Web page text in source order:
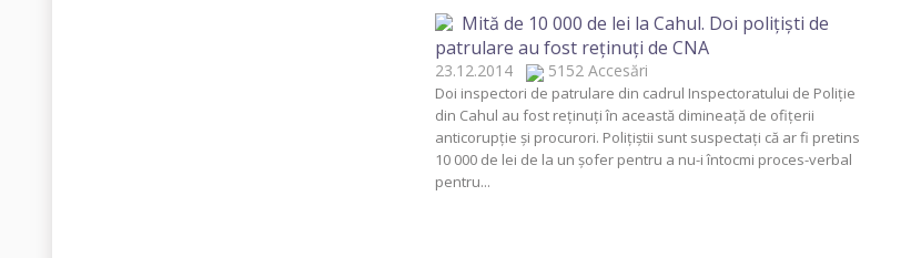
Mită de 10 000 de lei la Cahul. Doi poliţişti de
patrulare au fost reţinuţi de CNA
23.12.2014 5152 Accesări
Doi inspectori de patrulare din cadrul Inspectoratului de Poliţie
din Cahul au fost reţinuţi în această dimineaţă de ofiţerii
anticorupţie şi procurori. Poliţiştii sunt suspectaţi că ar fi pretins
10 000 de lei de la un şofer pentru a nu-i întocmi proces-verbal
pentru...